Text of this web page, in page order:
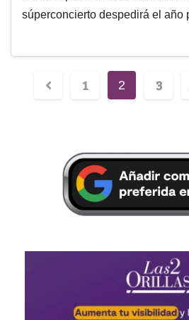
súperconcierto despedirá el año
1 2 3